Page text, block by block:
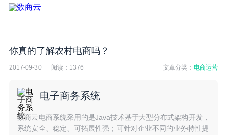
你真的了解农村电商吗？
2017-09-30 阅读： 1376 文章分类：电商运营
电子商务系统
数商云电商系统采用的是Java技术基于大型分布式架构开发，
系统安全、稳定、可拓展性强；可针对企业不同的业务特性提